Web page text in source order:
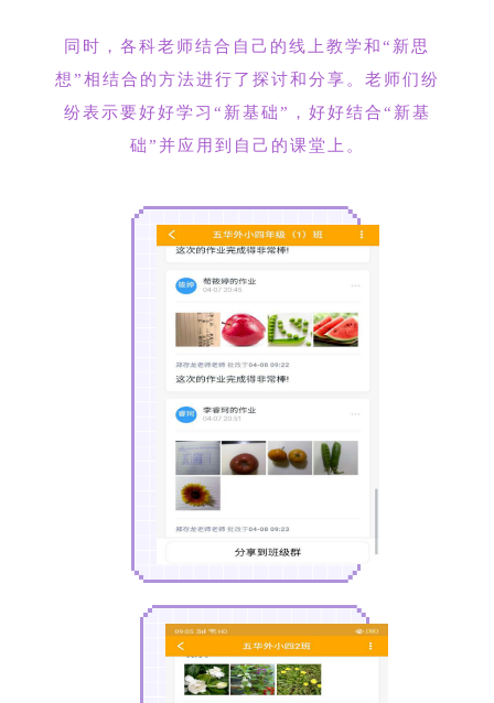
同时，各科老师结合自己的线上教学和“新思
想”相结合的方法进行了探讨和分享。老师们纷
纷表示要好好学习“新基础”，好好结合“新基
础”并应用到自己的课堂上。